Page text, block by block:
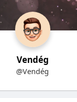
Vendég
@Vendég